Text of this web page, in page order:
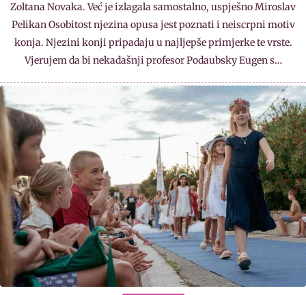
Zoltana Novaka. Već je izlagala samostalno, uspješno Miroslav
Pelikan Osobitost njezina opusa jest poznati i neiscrpni motiv
konja. Njezini konji pripadaju u najljepše primjerke te vrste.
Vjerujem da bi nekadašnji profesor Podaubsky Eugen s…